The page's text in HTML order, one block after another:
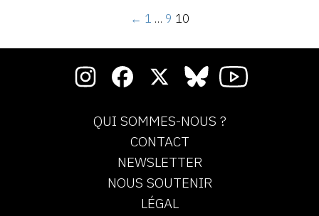
← 1 … 9 10
QUI SOMMES-NOUS ?
CONTACT
NEWSLETTER
NOUS SOUTENIR
LÉGAL